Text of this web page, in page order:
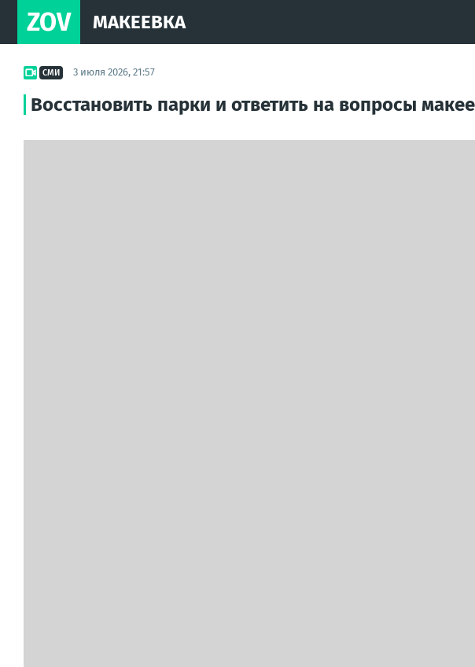
ZOV МАКЕЕВКА
СМИ 3 июля 2026, 21:57
Восстановить парки и ответить на вопросы